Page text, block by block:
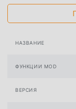
НАЗВАНИЕ
ФУНКЦИИ MOD
ВЕРСИЯ